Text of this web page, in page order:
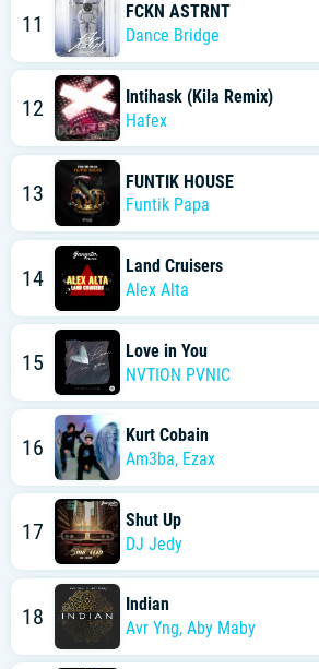
11
FCKN ASTRNT
Dance Bridge
12
Intihask (Kila Remix)
Hafex
13
FUNTIK HOUSE
Funtik Papa
14
Land Cruisers
Alex Alta
15
Love in You
NVTION PVNIC
16
Kurt Cobain
Am3ba, Ezax
17
Shut Up
DJ Jedy
18
Indian
Avr Yng, Aby Maby